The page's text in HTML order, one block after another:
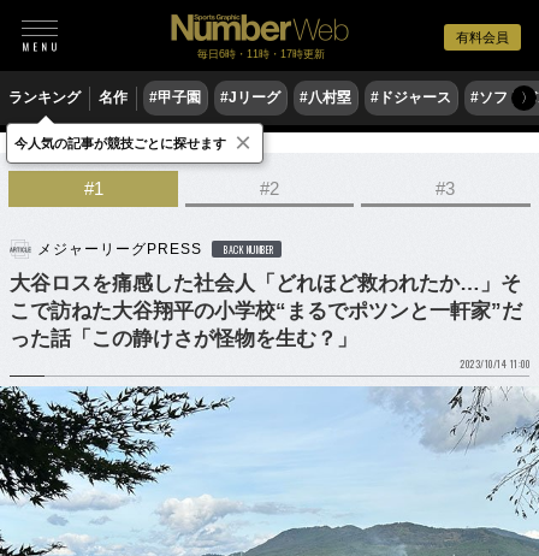
有料会員
毎日6時・11時・17時更新
ランキング 名作 #甲子園 #Jリーグ #八村塁 #ドジャース #ソフト〉
野球 MLB
#1 #2 #3
メジャーリーグPRESS BACK NUMBER
大谷ロスを痛感した社会人「どれほど救われたか…」そ
こで訪ねた大谷翔平の小学校“まるでポツンと一軒家”だ
った話「この静けさが怪物を生む？」
2023/10/14 11:00
今人気の記事が競技ごとに探せます ×